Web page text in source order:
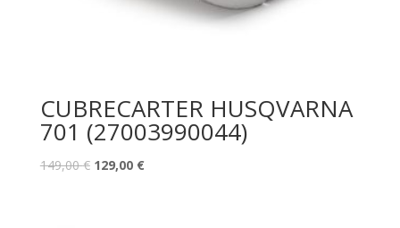
CUBRECARTER HUSQVARNA
701 (27003990044)
149,00€ 129,00 €